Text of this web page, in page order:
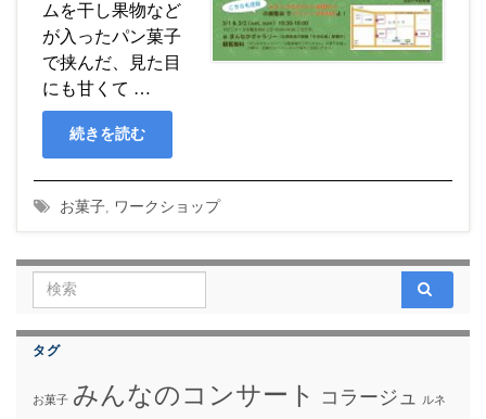
ムを干し果物など
が入ったパン菓子
で挟んだ、見た目
にも甘くて …
続きを読む
お菓子 ワークショップ
Search for:
タグ
お菓子 みんなのコンサート コラージュ ルネ